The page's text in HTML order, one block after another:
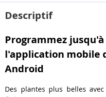
Descriptif
Programmez
l'application mobile
Android
Des plantes plus belles